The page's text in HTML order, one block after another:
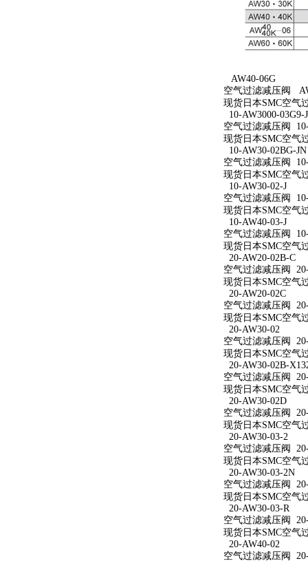
AW40-06G
空气过滤减压阀
现货日本SMC空气
10-AW3000-03G9-
空气过滤减压阀
现货日本SMC空气
10-AW30-02BG-JN
空气过滤减压阀
现货日本SMC空气
10-AW30-02-J
空气过滤减压阀
现货日本SMC空气
10-AW40-03-J
空气过滤减压阀
现货日本SMC空气
20-AW20-02B-C
空气过滤减压阀
现货日本SMC空气
20-AW20-02C
空气过滤减压阀
现货日本SMC空气
20-AW30-02
空气过滤减压阀
现货日本SMC空气
20-AW30-02B-
空气过滤减压阀
现货日本SMC空气
20-AW30-02D
空气过滤减压阀
现货日本SMC空气
20-AW30-03-2
空气过滤减压阀
现货日本SMC空气
20-AW30-03-2N
空气过滤减压阀
现货日本SMC空气
20-AW30-03-R
空气过滤减压阀
现货日本SMC空气
20-AW40-02
空气过滤减压阀